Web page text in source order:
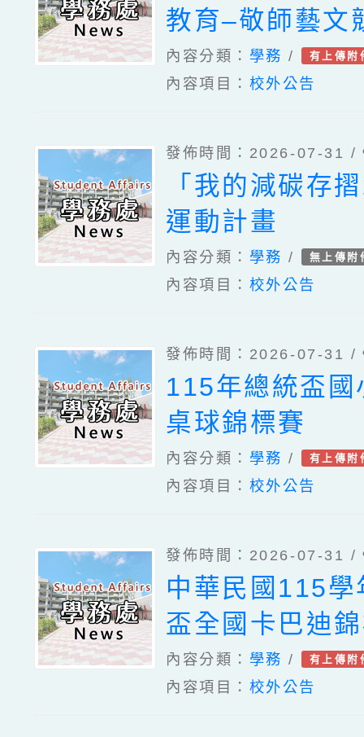
教育–敬師藝文
計畫」1份
內容分類： 學務 / 有上傳附
內容項目： 校外公告
發佈時間：2026-07-31 /
「我的減碳存
運動計畫
內容分類： 學務 / 無上傳附
內容項目： 校外公告
發佈時間：2026-07-31 /
115年總統盃國
桌球錦標賽
內容分類： 學務 / 有上傳附
內容項目： 校外公告
發佈時間：2026-07-31 /
中華民國115學
盃全國卡巴迪
內容分類： 學務 / 有上傳附
內容項目： 校外公告